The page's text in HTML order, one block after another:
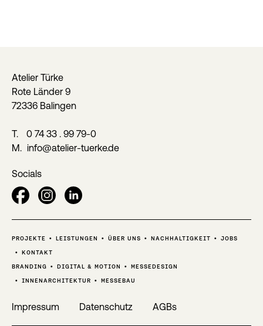
Atelier Türke
Rote Länder 9
72336 Balingen
T.
0 74 33 . 99 79-0
M. info@atelier-tuerke.de
Socials
PROJEKTE LEISTUNGEN ÜBER UNS NACHHALTIGKEIT JOBS
KONTAKT
BRANDING DIGITAL & MOTION MESSEDESIGN
INNENARCHITEKTUR MESSEBAU
Impressum Datenschutz AGBs